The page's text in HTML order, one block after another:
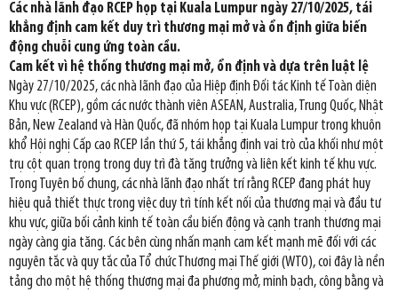
Các nhà lãnh đạo RCEP họp tại Kuala Lumpur ngày 27/10/2025, tái
khẳng định cam kết duy trì thương mại mở và ổn định giữa biến
động chuỗi cung ứng toàn cầu.
Cam kết vì hệ thống thương mại mở, ổn định và dựa trên luật lệ
Ngày 27/10/2025, các nhà lãnh đạo của Hiệp định Đối tác Kinh tế Toàn diện
Khu vực (RCEP), gồm các nước thành viên ASEAN, Australia, Trung Quốc, Nhật
Bản, New Zealand và Hàn Quốc, đã nhóm họp tại Kuala Lumpur trong khuôn
khổ Hội nghị Cấp cao RCEP lần thứ 5, tái khẳng định vai trò của khối như một
trụ cột quan trọng trong duy trì đà tăng trưởng và liên kết kinh tế khu vực.
Trong Tuyên bố chung, các nhà lãnh đạo nhất trí rằng RCEP đang phát huy
hiệu quả thiết thực trong việc duy trì tính kết nối của thương mại và đầu tư
khu vực, giữa bối cảnh kinh tế toàn cầu biến động và cạnh tranh thương mại
ngày càng gia tăng. Các bên cùng nhấn mạnh cam kết mạnh mẽ đối với các
nguyên tắc và quy tắc của Tổ chức Thương mại Thế giới (WTO), coi đây là nền
tảng cho một hệ thống thương mại đa phương mở, minh bạch, công bằng và